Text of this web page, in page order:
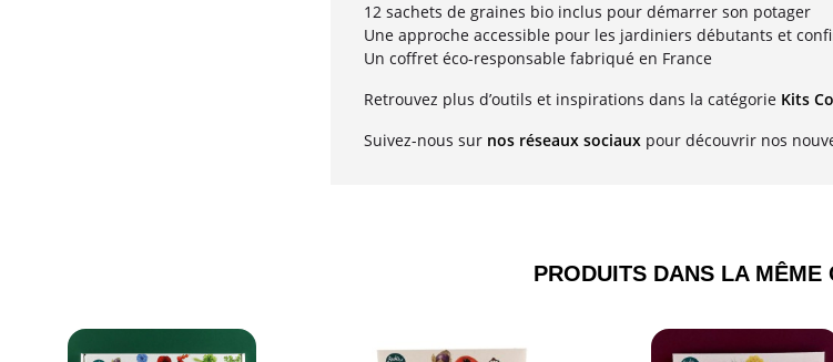
12 sachets de graines bio inclus pour démarrer son potager
Une approche accessible pour les jardiniers débutants et
Un coffret éco-responsable fabriqué en France
Retrouvez plus d’outils et inspirations dans la catégorie Kits
Suivez-nous sur nos réseaux sociauxpour découvrir nos
PRODUITS DANS LA MÊME